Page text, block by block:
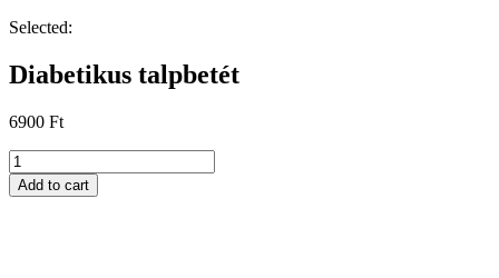
Selected:
Diabetikus talpbetét
6900 Ft
Diabetikus
talpbetét
quantity
Add to cart